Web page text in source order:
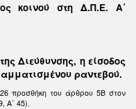
κοινού στη Δ.Π.Ε. Α΄
Διεύθυνσης, η είσοδος
ραντεβού.
προσθήκη του άρθρου 5Β στον
Α΄ 45).